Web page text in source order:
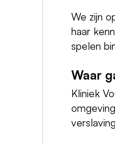
We zijn
haar
spelen
Waar
Kliniek